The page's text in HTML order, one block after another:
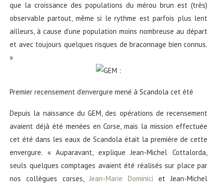
que la croissance des populations du mérou brun est (très)
observable partout, même si le rythme est parfois plus lent
ailleurs, à cause d’une population moins nombreuse au départ
et avec toujours quelques risques de braconnage bien connus.
»
Premier recensement d’envergure mené à Scandola cet été
Depuis la naissance du GEM, des opérations de recensement
avaient déjà été menées en Corse, mais la mission effectuée
cet été dans les eaux de Scandola était la première de cette
envergure. « Auparavant, explique Jean-Michel Cottalorda,
seuls quelques comptages avaient été réalisés sur place par
nos collègues corses,Jean-Marie Dominici et Jean-Michel